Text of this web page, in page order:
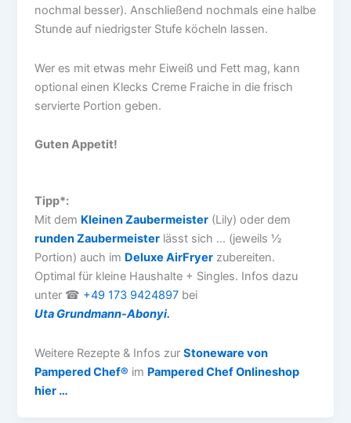
nochmal besser). Anschließend nochmals eine halbe
Stunde auf niedrigster Stufe köcheln lassen.
Wer es mit etwas mehr Eiweiß und Fett mag, kann
optional einen Klecks Creme Fraiche in die frisch
servierte Portion geben.
Guten Appetit!
Tipp*:
Mit dem Kleinen Zaubermeister (Lily) oder dem
runden Zaubermeister lässt sich … (jeweils ½
Portion) auch im Deluxe AirFryer zubereiten.
Optimal für kleine Haushalte + Singles. Infos dazu
unter ☎ +49 173 9424897 bei
Uta Grundmann-Abonyi.
Weitere Rezepte & Infos zurStoneware von
Pampered Chef® im Pampered Chef Onlineshop
hier …